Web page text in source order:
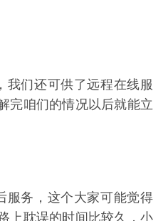
我们还可供了远程在线服
完咱们的情况以后就能立
服务，这个大家可能觉得
上耽误的时间比较久，小